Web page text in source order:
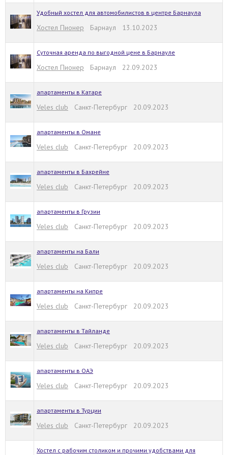
Удобный хостел для автомобилистов в центре Барнаула
Хостел Пионер Барнаул 13.10.2023
Суточная аренда по выгодной цене в Барнауле
Хостел Пионер Барнаул 22.09.2023
апартаменты в Катаре
Veles club Санкт-Петербург 20.09.2023
апартаменты в Омане
Veles club Санкт-Петербург 20.09.2023
апартаменты в Бахрейне
Veles club Санкт-Петербург 20.09.2023
апартаменты в Грузии
Veles club Санкт-Петербург 20.09.2023
апартаменты на Бали
Veles club Санкт-Петербург 20.09.2023
апартаменты на Кипре
Veles club Санкт-Петербург 20.09.2023
апартаменты в Тайланде
Veles club Санкт-Петербург 20.09.2023
апартаменты в ОАЭ
Veles club Санкт-Петербург 20.09.2023
апартаменты в Турции
Veles club Санкт-Петербург 20.09.2023
Хостел с рабочим столиком и прочими удобствами для